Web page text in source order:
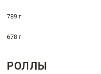
789 г
678 г
РОЛЛЫ